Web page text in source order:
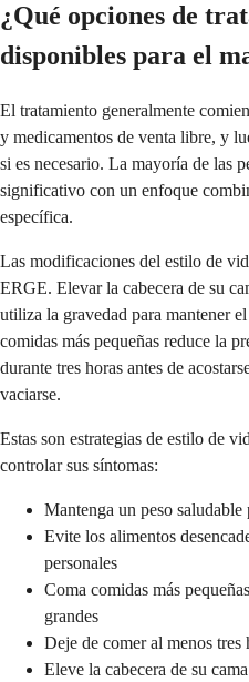
¿Qué opciones de
disponibles para el
El tratamiento generalmente
y medicamentos de venta libre, y
si es necesario. La mayoría de las
significativo con un enfoque
específica.
Las modificaciones del estilo de
ERGE. Elevar la cabecera de su
utiliza la gravedad para mantener
comidas más pequeñas reduce la
durante tres horas antes de
vaciarse.
Estas son estrategias de estilo de
controlar sus síntomas:
Mantenga un peso
Evite los alimentos
personales
Coma comidas más
grandes
Deje de comer al menos tres
Eleve la cabecera de su